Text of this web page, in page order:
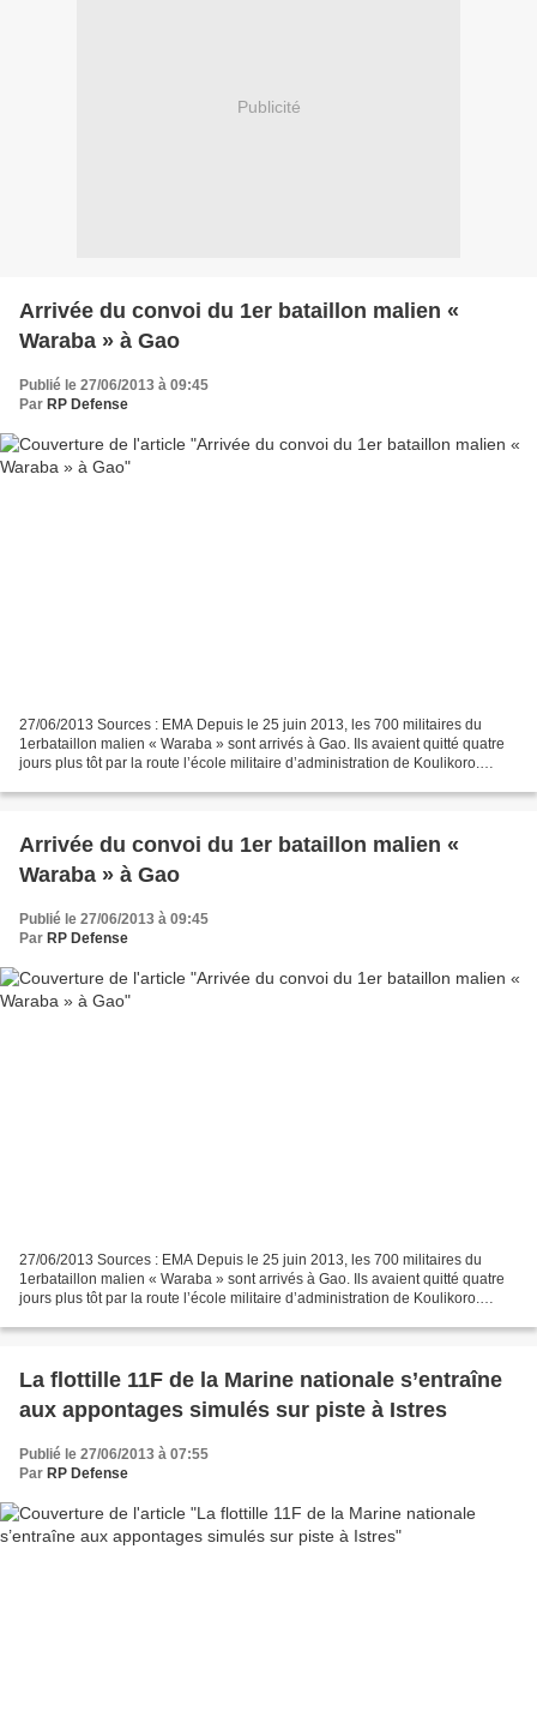
Publicité
Arrivée du convoi du 1er bataillon malien «
Waraba » à Gao
Publié le 27/06/2013 à 09:45
Par RP Defense
27/06/2013 Sources : EMA Depuis le 25 juin 2013, les 700 militaires du
1erbataillon malien « Waraba » sont arrivés à Gao. Ils avaient quitté quatre
jours plus tôt par la route l’école militaire d’administration de Koulikoro.
Arrivée du convoi du 1er bataillon malien «
Waraba » à Gao
Publié le 27/06/2013 à 09:45
Par RP Defense
27/06/2013 Sources : EMA Depuis le 25 juin 2013, les 700 militaires du
1erbataillon malien « Waraba » sont arrivés à Gao. Ils avaient quitté quatre
jours plus tôt par la route l’école militaire d’administration de Koulikoro.
La flottille 11F de la Marine nationale s’entraîne
aux appontages simulés sur piste à Istres
Publié le 27/06/2013 à 07:55
Par RP Defense